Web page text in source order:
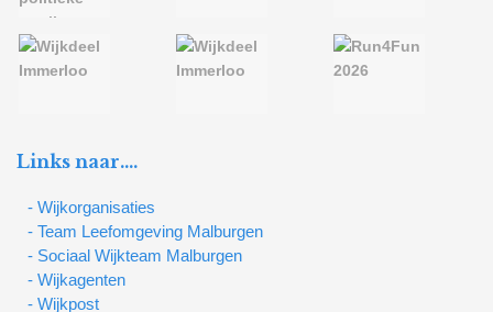
Links naar….
- Wijkorganisaties
- Team Leefomgeving Malburgen
- Sociaal Wijkteam Malburgen
- Wijkagenten
- Wijkpost